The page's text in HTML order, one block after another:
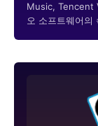
Music, Tencent
오 소프트웨어의